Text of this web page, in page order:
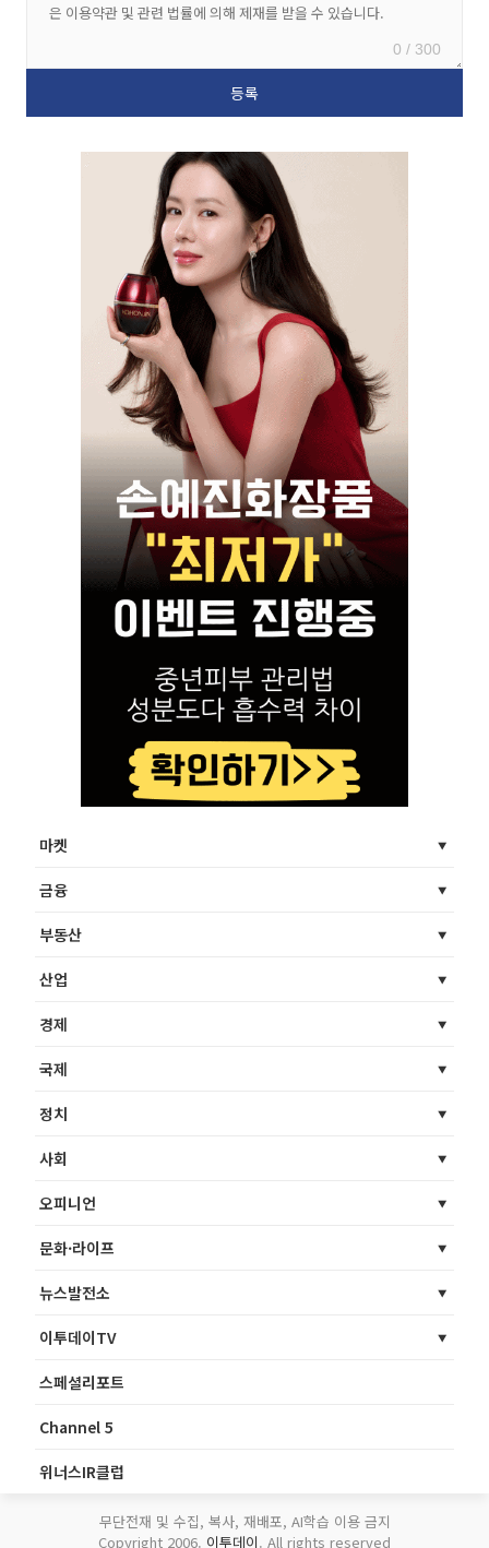
0 / 300
마켓
금융
부동산
산업
경제
국제
정치
사회
오피니언
문화·라이프
뉴스발전소
이투데이TV
스페셜리포트
Channel 5
위너스IR클럽
무단전재 및 수집, 복사, 재배포, AI학습 이용 금지
Copyright 2006. 이투데이. All rights reserved